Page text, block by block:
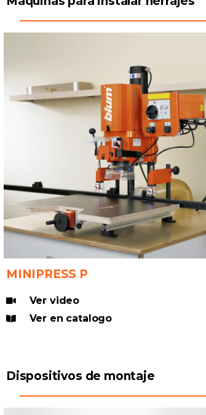
MINIPRESS P
Ver video
Ver en catalogo
Dispositivos de montaje